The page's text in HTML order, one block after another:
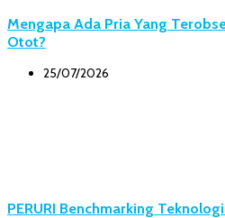
Mengapa Ada Pria Yang
Otot?
25/07/2026
PERURI Benchmarking